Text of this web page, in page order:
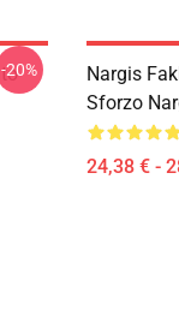
-20%
Nargis
Sforzo
24,38 € -